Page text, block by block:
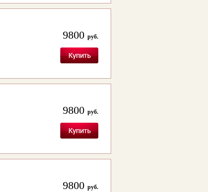
9800 руб.
9800 руб.
9800 руб.